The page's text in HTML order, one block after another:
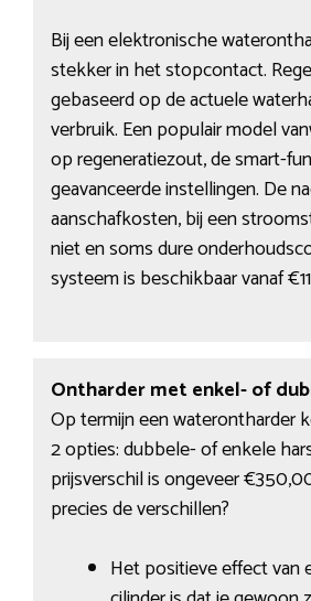
Bij een elektronische
stekker in het stopcontact.
gebaseerd op de actuele
verbruik. Een populair model
op regeneratiezout, de smart-
geavanceerde instellingen. De
aanschafkosten, bij een
niet en soms dure
systeem is beschikbaar vanaf
Ontharder met enkel- of
Op termijn een waterontharder
2 opties: dubbele- of enkele
prijsverschil is ongeveer
precies de verschillen?
Het positieve effect van